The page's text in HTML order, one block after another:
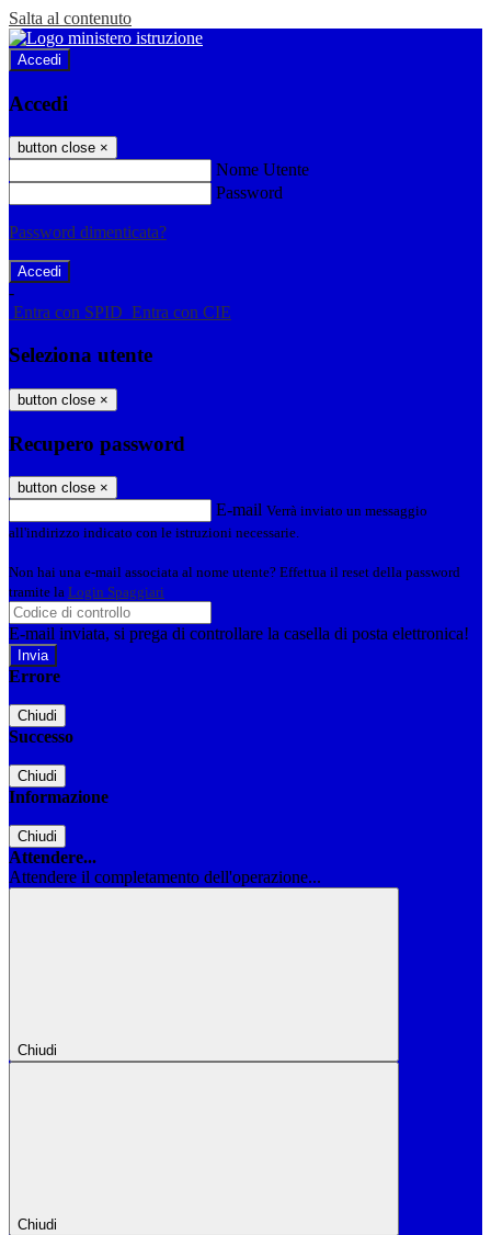
Salta al contenuto
Accedi
Accedi
button close ×
Nome Utente
Password
Password dimenticata?
-
Entra con SPID Entra con CIE
Seleziona utente
button close ×
Recupero password
button close ×
E-mail Verrà inviato un messaggio
all'indirizzo indicato con le istruzioni necessarie.
Non hai una e-mail associata al nome utente? Effettua il reset della password
tramite la Login Spaggiari
E-mail inviata, si prega di controllare la casella di posta elettronica!
Errore
Chiudi
Successo
Chiudi
Informazione
Chiudi
Attendere...
Attendere il completamento dell'operazione...
Chiudi
Chiudi